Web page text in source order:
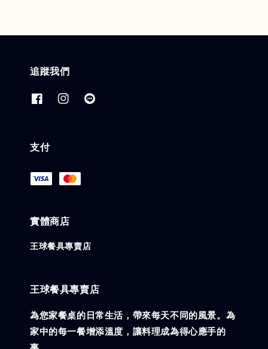
追蹤我們
支付
實體商店
王球餐具專賣店
王球餐具專賣店
為您家餐桌的日常生活，帶來每天不同的風景。為
家中的每一餐增添溫度，讓料理成為得心應手的